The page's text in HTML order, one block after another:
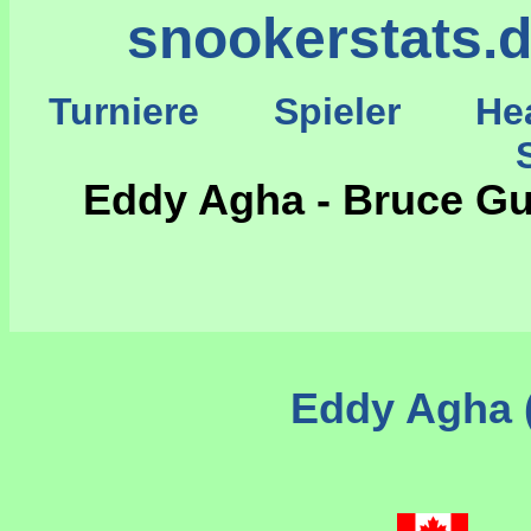
Turniere Spieler
Eddy Agha - Bruce
Eddy Agha